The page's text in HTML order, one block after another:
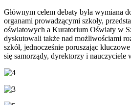
Głównym celem debaty była wymiana
organami prowadzącymi szkoły,
oświatowych a Kuratorium Oświaty w
dyskutowali także nad możliwościami
szkół, jednocześnie poruszając
się samorządy, dyrektorzy i nauczyciele